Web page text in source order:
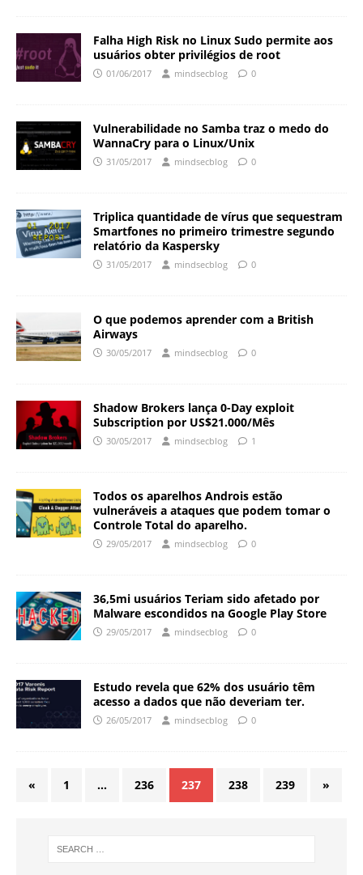
Falha High Risk no Linux Sudo permite aos
usuários obter privilégios de root
01/06/2017 mindsecblog 0
Vulnerabilidade no Samba traz o medo do
WannaCry para o Linux/Unix
31/05/2017 mindsecblog 0
Triplica quantidade de vírus que sequestram
Smartfones no primeiro trimestre segundo
relatório da Kaspersky
31/05/2017 mindsecblog 0
O que podemos aprender com a British
Airways
30/05/2017 mindsecblog 0
Shadow Brokers lança 0-Day exploit
Subscription por US$21.000/Mês
30/05/2017 mindsecblog 1
Todos os aparelhos Androis estão
vulneráveis a ataques que podem tomar o
Controle Total do aparelho.
29/05/2017 mindsecblog 0
36,5mi usuários Teriam sido afetado por
Malware escondidos na Google Play Store
29/05/2017 mindsecblog 0
Estudo revela que 62% dos usuário têm
acesso a dados que não deveriam ter.
26/05/2017 mindsecblog 0
« 1 … 236 237 238 239 »